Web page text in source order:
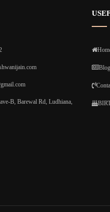
B, Barewal Rd, Ludhiana,
Blog